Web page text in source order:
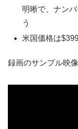
明晰で、ナン
う
米国価格は
録画のサンプル映